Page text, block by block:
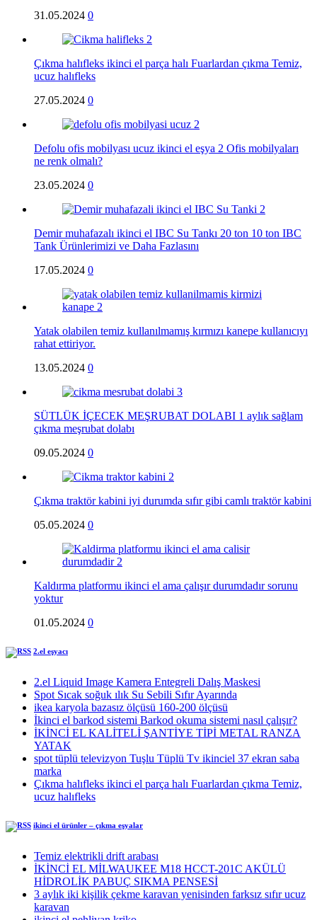
31.05.2024 0
Çıkma halıfleks ikinci el parça halı Fuarlardan çıkma Temiz,
ucuz halıfleks
27.05.2024 0
Defolu ofis mobilyası ucuz ikinci el eşya 2 Ofis mobilyaları
ne renk olmalı?
23.05.2024 0
Demir muhafazalı ikinci el IBC Su Tankı 20 ton 10 ton IBC
Tank Ürünlerimizi ve Daha Fazlasını
17.05.2024 0
Yatak olabilen temiz kullanılmamış kırmızı kanepe kullanıcıyı
rahat ettiriyor.
13.05.2024 0
SÜTLÜK İÇECEK MEŞRUBAT DOLABI 1 aylık sağlam
çıkma meşrubat dolabı
09.05.2024 0
Çıkma traktör kabini iyi durumda sıfır gibi camlı traktör kabini
05.05.2024 0
Kaldırma platformu ikinci el ama çalışır durumdadır sorunu
yoktur
01.05.2024 0
2.el eşyacı
2.el Liquid Image Kamera Entegreli Dalış Maskesi
Spot Sıcak soğuk ılık Su Sebili Sıfır Ayarında
ikea karyola bazasız ölçüsü 160-200 ölçüsü
İkinci el barkod sistemi Barkod okuma sistemi nasıl çalışır?
İKİNCİ EL KALİTELİ ŞANTİYE TİPİ METAL RANZA
YATAK
spot tüplü televizyon Tuşlu Tüplü Tv ikinciel 37 ekran saba
marka
Çıkma halıfleks ikinci el parça halı Fuarlardan çıkma Temiz,
ucuz halıfleks
ikinci el ürünler – çıkma eşyalar
Temiz elektrikli drift arabası
İKİNCİ EL MİLWAUKEE M18 HCCT-201C AKÜLÜ
HİDROLİK PABUÇ SIKMA PENSESİ
3 aylık iki kişilik çekme karavan yenisinden farksız sıfır ucuz
karavan